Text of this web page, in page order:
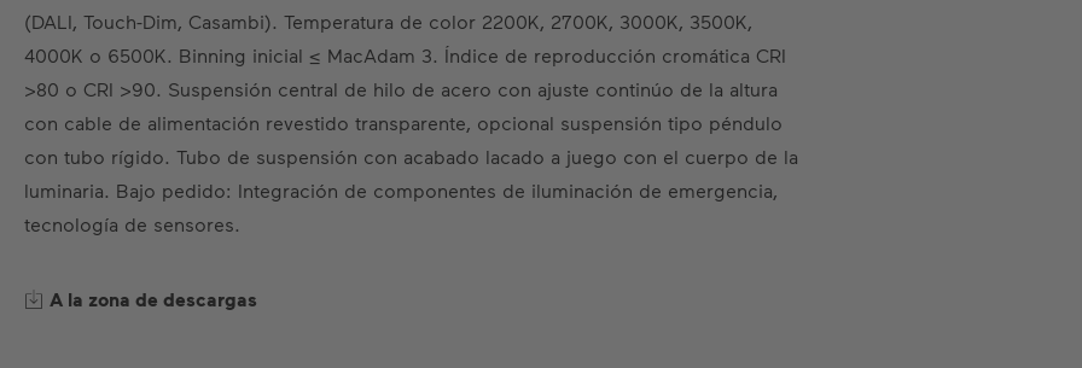
(DALI, Touch-Dim, Casambi). Temperatura de color 2200K, 2700K, 3000K, 3500K,
4000K o 6500K. Binning inicial ≤ MacAdam 3. Índice de reproducción cromática CRI
>80 o CRI >90. Suspensión central de hilo de acero con ajuste continúo de la altura
con cable de alimentación revestido transparente, opcional suspensión tipo péndulo
con tubo rígido. Tubo de suspensión con acabado lacado a juego con el cuerpo de la
luminaria. Bajo pedido: Integración de componentes de iluminación de emergencia,
tecnología de sensores.
A la zona de descargas